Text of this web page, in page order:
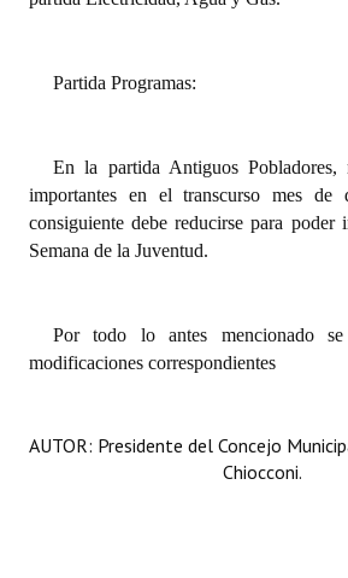
Antiguos Pobladores
Registros y Distinciones
Datos Históricos
Mujeres que Dejaron Huellas - Registro
Ciudadano Ilustre - Registro
Partida Programas:
En la partida Antiguos Pobladores,
importantes en el transcurso mes de
consiguiente debe reducirse para poder
Semana de la Juventud.
Por todo lo antes mencionado
modificaciones correspondientes
AUTOR: Presidente del Concejo
Chiocconi.